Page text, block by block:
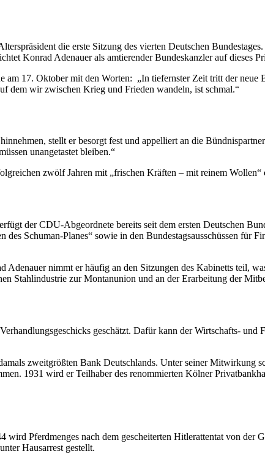
die erste Sitzung des vierten Deutschen
Konrad Adenauer als amtierender Bundeskanzler auf dieses
am 17. Oktober mit den Worten: „In tiefernster Zeit tritt der
dem wir zwischen Krieg und Frieden wandeln, ist schmal.“
stellt er besorgt fest und appelliert an die
unangetastet bleiben.“
zwölf Jahren mit „frischen Kräften – mit reinem
der CDU-Abgeordnete bereits seit dem ersten Deutschen
Schuman-Planes“ sowie in den Bundestagsausschüssen für
nimmt er häufig an den Sitzungen des Kabinetts teil,
Stahlindustrie zur Montanunion und an der Erarbeitung der
geschätzt. Dafür kann der Wirtschafts-
zweitgrößten Bank Deutschlands. Unter seiner Mitwirkung
1931 wird er Teilhaber des renommierten Kölner
Pferdmenges nach dem gescheiterten Hitlerattentat von der
Hausarrest gestellt.